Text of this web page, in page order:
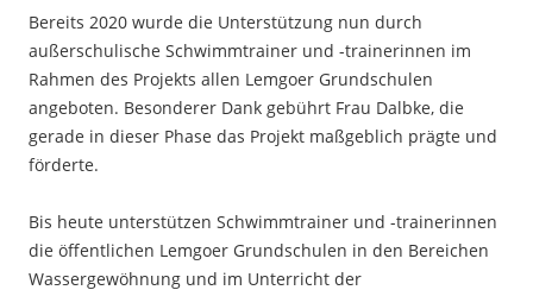
Bereits 2020 wurde die Unterstützung nun durch
außerschulische Schwimmtrainer und -trainerinnen im
Rahmen des Projekts allen Lemgoer Grundschulen
angeboten. Besonderer Dank gebührt Frau Dalbke, die
gerade in dieser Phase das Projekt maßgeblich prägte und
förderte.
Bis heute unterstützen Schwimmtrainer und -trainerinnen
die öffentlichen Lemgoer Grundschulen in den Bereichen
Wassergewöhnung und im Unterricht der